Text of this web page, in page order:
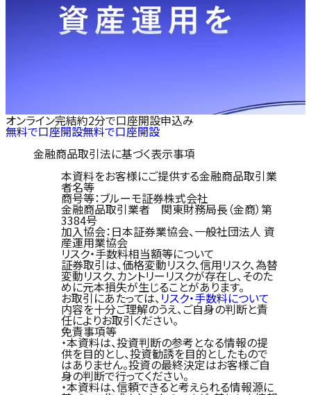
オンライン完結約2分で口座開設申込み
無料で口座開設無料で口座開設
金融商品取引法に基づく表示事項
本資料をお客様にご提供する金融商品取引業
者名等
商号等：ブルーモ証券株式会社
金融商品取引業者 関東財務局長（金商）第
3384号
加入協会：日本証券業協会、一般社団法人 資
産運用業協会
リスク・手数料相当額等について
証券取引は、価格変動リスク、信用リスク、為替
変動リスク、カントリーリスクが存在し、そのた
めに元本損失が生じることがあります。
お取引にあたっては、リスク・手数料について
内容を十分ご理解のうえ、ご自身の判断と責
任によりお取引ください。
免責事項等
・本資料は、投資判断の参考となる情報の提
供を目的とし、投資勧誘を目的としたもので
はありません。投資の最終決定はお客様ご自
身の判断で行ってください。
・本資料は、信頼できると考えられる情報源に